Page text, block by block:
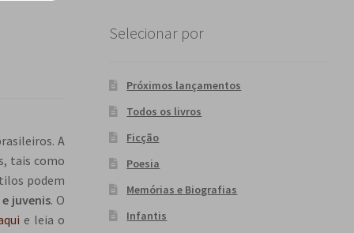
A
tais como
podem
juvenis. O
e leia o
Selecionar por
Próximos lançamentos
Todos os livros
Ficção
Poesia
Memórias e Biografias
Infantis